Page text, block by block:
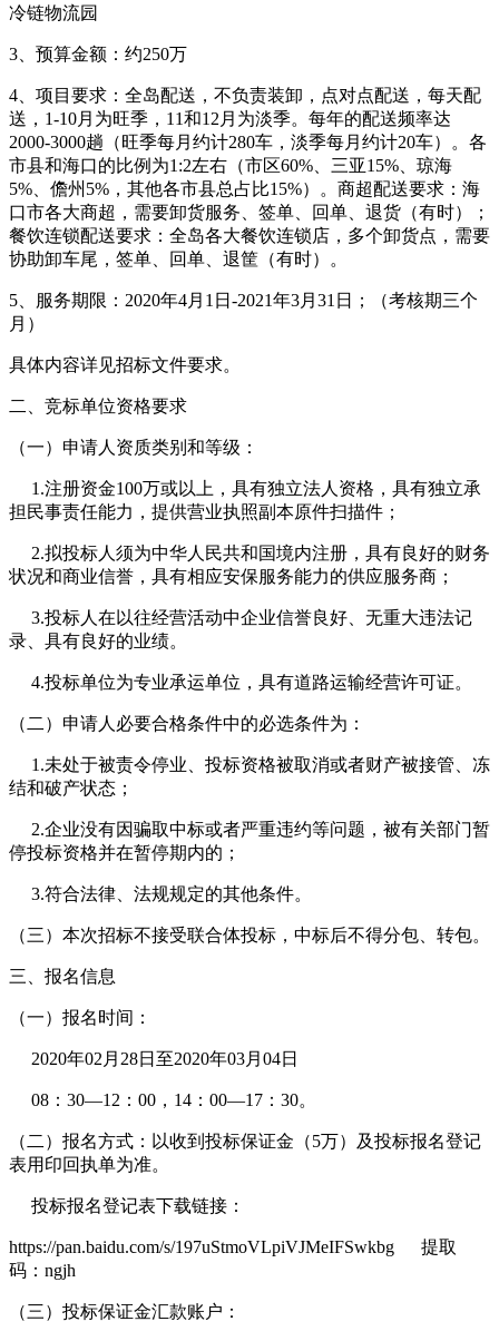
冷链物流园
3、预算金额：约250万
4、项目要求：全岛配送，不负责装卸，点对点配送，每天配
送，1-10月为旺季，11和12月为淡季。每年的配送频率达
2000-3000趟（旺季每月约计280车，淡季每月约计20车）。各
市县和海口的比例为1:2左右（市区60%、三亚15%、琼海
5%、儋州5%，其他各市县总占比15%）。商超配送要求：海
口市各大商超，需要卸货服务、签单、回单、退货（有时）；
餐饮连锁配送要求：全岛各大餐饮连锁店，多个卸货点，需要
协助卸车尾，签单、回单、退筐（有时）。
5、服务期限：2020年4月1日-2021年3月31日；（考核期三个
月）
具体内容详见招标文件要求。
二、竞标单位资格要求
（一）申请人资质类别和等级：
1.注册资金100万或以上，具有独立法人资格，具有独立承
担民事责任能力，提供营业执照副本原件扫描件；
2.拟投标人须为中华人民共和国境内注册，具有良好的财务
状况和商业信誉，具有相应安保服务能力的供应服务商；
3.投标人在以往经营活动中企业信誉良好、无重大违法记
录、具有良好的业绩。
4.投标单位为专业承运单位，具有道路运输经营许可证。
（二）申请人必要合格条件中的必选条件为：
1.未处于被责令停业、投标资格被取消或者财产被接管、冻
结和破产状态；
2.企业没有因骗取中标或者严重违约等问题，被有关部门暂
停投标资格并在暂停期内的；
3.符合法律、法规规定的其他条件。
（三）本次招标不接受联合体投标，中标后不得分包、转包。
三、报名信息
（一）报名时间：
2020年02月28日至2020年03月04日
08：30—12：00，14：00—17：30。
（二）报名方式：以收到投标保证金（5万）及投标报名登记
表用印回执单为准。
投标报名登记表下载链接：
https://pan.baidu.com/s/197uStmoVLpiVJMeIFSwkbg 提取
码：ngjh
（三）投标保证金汇款账户：